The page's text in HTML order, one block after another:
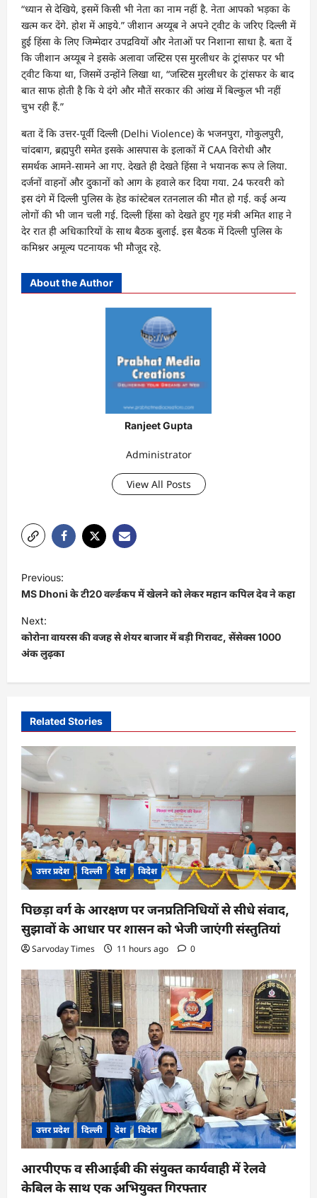
“ध्यान से देखिये, इसमें किसी भी नेता का नाम नहीं है. नेता आपको भड़का के
खत्म कर देंगे. होश में आइये.” जीशान अय्यूब ने अपने ट्वीट के जरिए दिल्ली में
हुई हिंसा के लिए जिम्मेदार उपद्रवियों और नेताओं पर निशाना साधा है. बता दें
कि जीशान अय्यूब ने इसके अलावा जस्टिस एस मुरलीधर के ट्रांसफर पर भी
ट्वीट किया था, जिसमें उन्होंने लिखा था, “जस्टिस मुरलीधर के ट्रांसफर के बाद
बात साफ होती है कि ये दंगे और मौतें सरकार की आंख में बिल्कुल भी नहीं
चुभ रही हैं.”
बता दें कि उत्तर-पूर्वी दिल्ली (Delhi Violence) के भजनपुरा, गोकुलपुरी,
चांदबाग, ब्रह्मपुरी समेत इसके आसपास के इलाकों में CAA विरोधी और
समर्थक आमने-सामने आ गए. देखते ही देखते हिंसा ने भयानक रूप ले लिया.
दर्जनों वाहनों और दुकानों को आग के हवाले कर दिया गया. 24 फरवरी को
इस दंगे में दिल्ली पुलिस के हेड कांस्टेबल रतनलाल की मौत हो गई. कई अन्य
लोगों की भी जान चली गई. दिल्ली हिंसा को देखते हुए गृह मंत्री अमित शाह ने
देर रात ही अधिकारियों के साथ बैठक बुलाई. इस बैठक में दिल्ली पुलिस के
कमिश्नर अमूल्य पटनायक भी मौजूद रहे.
About the Author
Ranjeet Gupta
Administrator
View All Posts
o
s
t
n
a
g
a
t
o
n
Previous:
MS Dhoni के टी20 वर्ल्‍डकप में खेलने को लेकर महान कप‍िल देव ने कहा
Next:
कोरोना वायरस की वजह से शेयर बाजार में बड़ी गिरावट, सेंसेक्स 1000
अंक लुढ़का
Related Stories
उत्तर प्रदेश दिल्ली देश विदेश
पिछड़ा वर्ग के आरक्षण पर जनप्रतिनिधियों से सीधे संवाद,
सुझावों के आधार पर शासन को भेजी जाएंगी संस्तुतियां
Sarvoday Times 11 hours ago 0
उत्तर प्रदेश दिल्ली देश विदेश
आरपीएफ व सीआईबी की संयुक्त कार्यवाही में रेलवे
केबिल के साथ एक अभियुक्त गिरफ्तार